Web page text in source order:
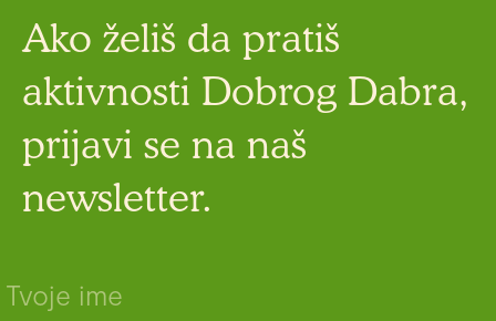
Ako želiš da pratiš
aktivnosti Dobrog Dabra,
prijavi se na naš
newsletter.